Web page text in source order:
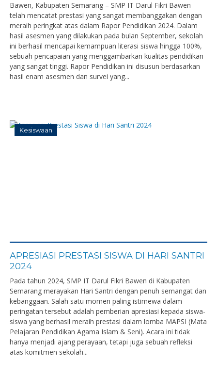
Bawen, Kabupaten Semarang – SMP IT Darul Fikri Bawen
telah mencatat prestasi yang sangat membanggakan dengan
meraih peringkat atas dalam Rapor Pendidikan 2024. Dalam
hasil asesmen yang dilakukan pada bulan September, sekolah
ini berhasil mencapai kemampuan literasi siswa hingga 100%,
sebuah pencapaian yang menggambarkan kualitas pendidikan
yang sangat tinggi. Rapor Pendidikan ini disusun berdasarkan
hasil enam asesmen dan survei yang...
Kesiswaan
APRESIASI PRESTASI SISWA DI HARI SANTRI
2024
Pada tahun 2024, SMP IT Darul Fikri Bawen di Kabupaten
Semarang merayakan Hari Santri dengan penuh semangat dan
kebanggaan. Salah satu momen paling istimewa dalam
peringatan tersebut adalah pemberian apresiasi kepada siswa-
siswa yang berhasil meraih prestasi dalam lomba MAPSI (Mata
Pelajaran Pendidikan Agama Islam & Seni). Acara ini tidak
hanya menjadi ajang perayaan, tetapi juga sebuah refleksi
atas komitmen sekolah...